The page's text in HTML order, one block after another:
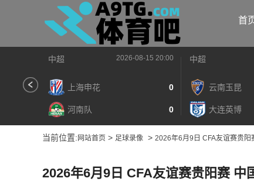
首
中超 2026-08-15 20:00
上海申花 0
河南队 0
中超
云南玉昆
大连英博
当前位置: 网站首页 > 足球录像 > 2026年6月9日 CFA友谊赛贵
2026年6月9日 CFA友谊赛贵阳赛